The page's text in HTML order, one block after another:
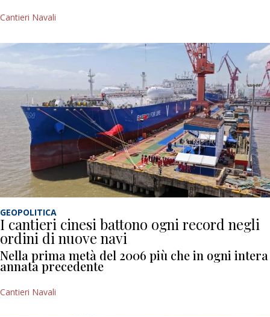
Cantieri Navali
GEOPOLITICA
I cantieri cinesi battono ogni record negli
ordini di nuove navi
Nella prima metà del 2006 più che in ogni intera
annata precedente
Cantieri Navali